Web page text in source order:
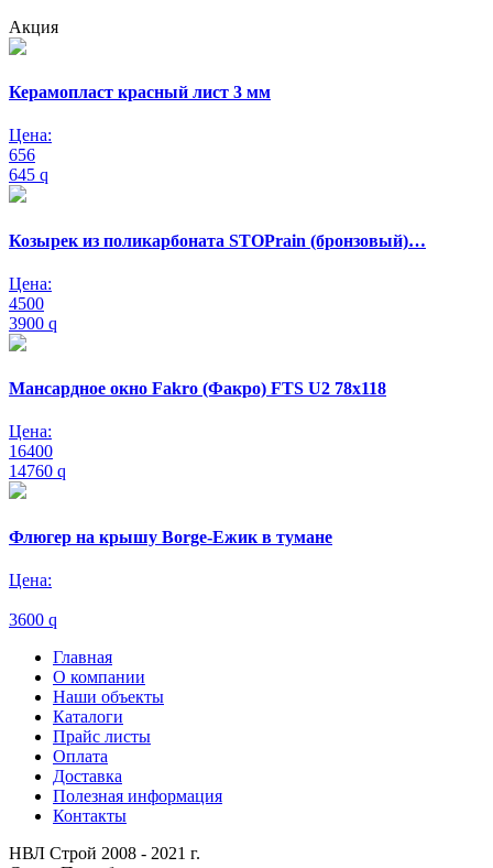
Акция
Керамопласт красный лист 3 мм
Цена:
656
645 q
Козырек из поликарбоната STOPrain (бронзовый)…
Цена:
4500
3900 q
Мансардное окно Fakro (Факро) FTS U2 78х118
Цена:
16400
14760 q
Флюгер на крышу Borge-Ежик в тумане
Цена:
3600 q
Главная
О компании
Наши объекты
Каталоги
Прайс листы
Оплата
Доставка
Полезная информация
Контакты
НВЛ Строй 2008 - 2021 г.